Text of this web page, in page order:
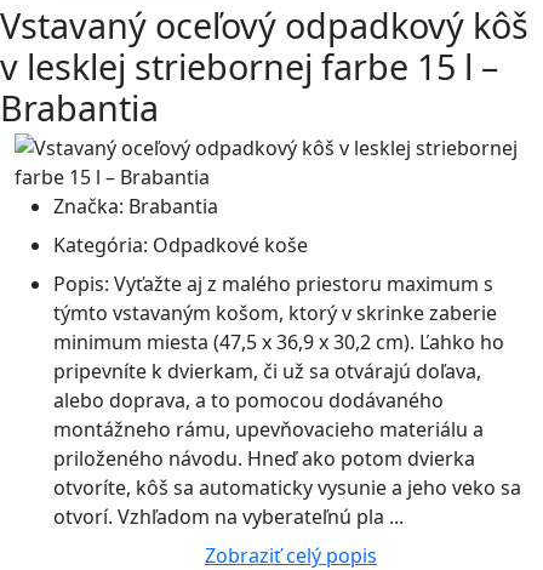
Vstavaný oceľový odpadkový kôš
v lesklej striebornej farbe 15 l –
Brabantia
Značka: Brabantia
Kategória: Odpadkové koše
Popis: Vyťažte aj z malého priestoru maximum s
týmto vstavaným košom, ktorý v skrinke zaberie
minimum miesta (47,5 x 36,9 x 30,2 cm). Ľahko ho
pripevníte k dvierkam, či už sa otvárajú doľava,
alebo doprava, a to pomocou dodávaného
montážneho rámu, upevňovacieho materiálu a
priloženého návodu. Hneď ako potom dvierka
otvoríte, kôš sa automaticky vysunie a jeho veko sa
otvorí. Vzhľadom na vyberateľnú pla ...
Zobraziť celý popis